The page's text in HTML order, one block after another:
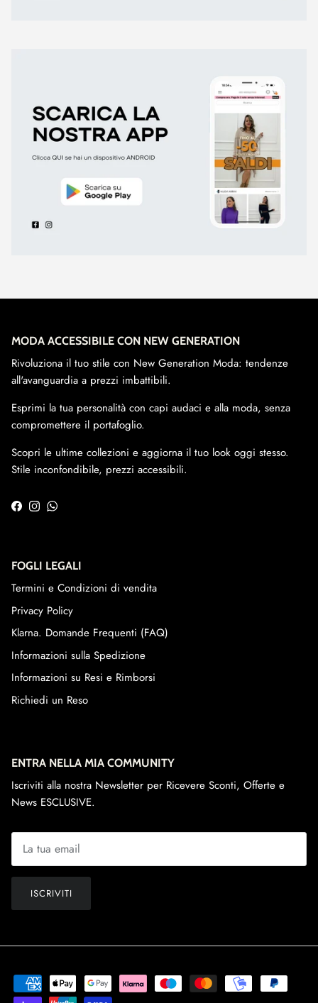
MODA ACCESSIBILE CON NEW GENERATION
Rivoluziona il tuo stile con New Generation Moda: tendenze
all'avanguardia a prezzi imbattibili.
Esprimi la tua personalità con capi audaci e alla moda, senza
compromettere il portafoglio.
Scopri le ultime collezioni e aggiorna il tuo look oggi stesso.
Stile inconfondibile, prezzi accessibili.
Facebook
InstagramWhatsApp
FOGLI LEGALI
Termini e Condizioni di vendita
Privacy Policy
Klarna. Domande Frequenti (FAQ)
Informazioni sulla Spedizione
Informazioni su Resi e Rimborsi
Richiedi un Reso
ENTRA NELLA MIA COMMUNITY
Iscriviti alla nostra Newsletter per Ricevere Sconti, Offerte e
News ESCLUSIVE.
ISCRIVITI